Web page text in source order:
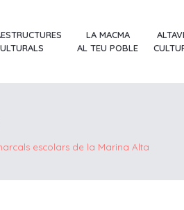
LA MACMA
AL TEU POBLE
escolars de la Marina Alta